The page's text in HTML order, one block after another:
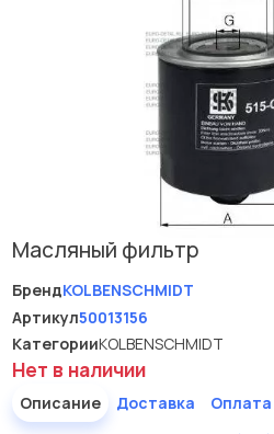
Масляный фильтр
БрендKOLBENSCHMIDT
Артикул50013156
КатегорииKOLBENSCHMIDT
Нет в наличии
Описание Доставка
Оплата